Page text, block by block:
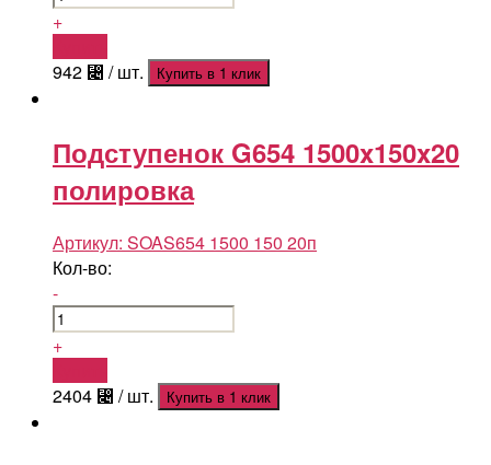
+
942 ⃄ / шт. Купить в 1 клик
Подступенок G654 1500x150x20
полировка
Артикул: SOAS654 1500 150 20п
Кол-во:
-
+
2404 ⃄ / шт. Купить в 1 клик